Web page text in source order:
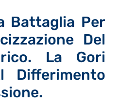
Battaglia Per
Del
La Gori
Differimento